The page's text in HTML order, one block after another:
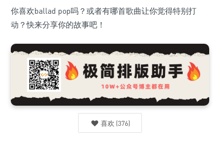
你喜欢ballad pop吗？或者有哪首歌曲让你觉得特别打
动？快来分享你的故事吧！
喜欢 (376)